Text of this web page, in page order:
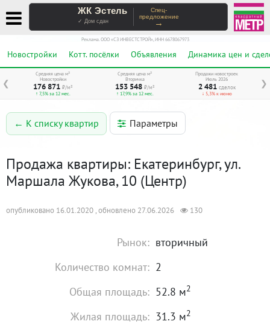
ЖК Эстель
✓ Дом сдан
Спец-
предложение
→
Реклама. ООО «СЗ ИНВЕСТСТРОЙ», ИНН 6678067973
Новостройки Котт. посёлки Объявления Динамика цен и
❮ ❯
Средняя цена м²
Новостройки
176 871 ₽/м²
↑ 7,5% за 12 мес.
Средняя цена м²
Вторичка
153 548 ₽/м²
↑ 17,9% за 12 мес.
Продажи новостроек
Июль 2026
2 481 сделок
↓ 5,3% к июню
← К списку квартир Параметры
Продажа квартиры: Екатеринбург, ул.
Маршала Жукова, 10 (Центр)
опубликовано 16.01.2020 , обновлено 27.06.2026 130
Рынок: вторичный
Количество комнат: 2
Общая площадь: 52.8 м2
Жилая площадь: 31.3 м2